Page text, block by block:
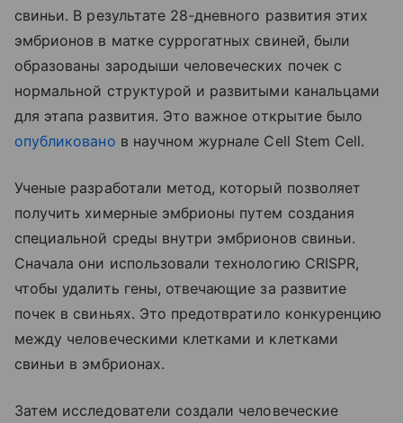
свиньи. В результате 28-дневного развития этих
эмбрионов в матке суррогатных свиней, были
образованы зародыши человеческих почек с
нормальной структурой и развитыми канальцами
для этапа развития. Это важное открытие было
опубликовано в научном журнале Cell Stem Cell.
Ученые разработали метод, который позволяет
получить химерные эмбрионы путем создания
специальной среды внутри эмбрионов свиньи.
Сначала они использовали технологию CRISPR,
чтобы удалить гены, отвечающие за развитие
почек в свиньях. Это предотвратило конкуренцию
между человеческими клетками и клетками
свиньи в эмбрионах.
Затем исследователи создали человеческие